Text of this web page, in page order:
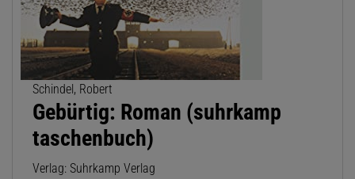
Schindel, Robert
Gebürtig: Roman (suhrkamp
taschenbuch)
Verlag: Suhrkamp Verlag